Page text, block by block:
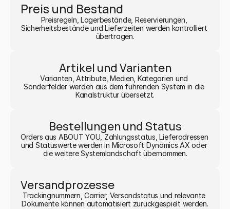
Preis und Bestand
Preisregeln, Lagerbestände, Reservierungen,
Sicherheitsbestände und Lieferzeiten werden kontrolliert
übertragen.
Artikel und Varianten
Varianten, Attribute, Medien, Kategorien und
Sonderfelder werden aus dem führenden System in die
Kanalstruktur übersetzt.
Bestellungen und Status
Orders aus ABOUT YOU, Zahlungsstatus, Lieferadressen
und Statuswerte werden in Microsoft Dynamics AX oder
die weitere Systemlandschaft übernommen.
Versandprozesse
Trackingnummern, Carrier, Versandstatus und relevante
Dokumente können automatisiert zurückgespielt werden.